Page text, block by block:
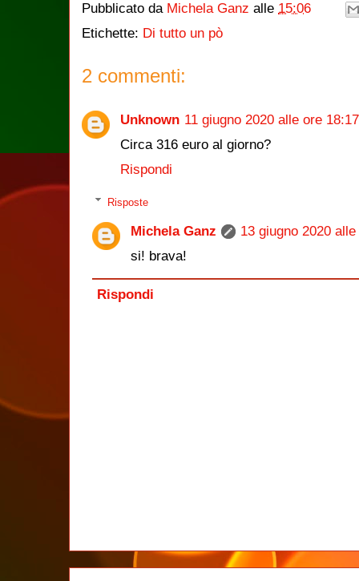
Pubblicato da Michela Ganz alle 15:06
Etichette: Di tutto un pò
2 commenti:
Unknown 11 giugno 2020 alle ore 18:17
Circa 316 euro al giorno?
Rispondi
Risposte
Michela Ganz
13 giugno 2020
si! brava!
Rispondi